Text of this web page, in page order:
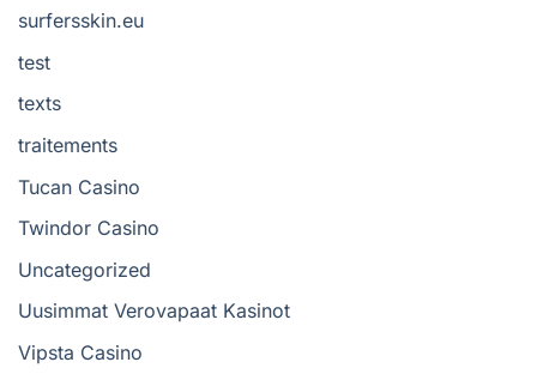
surfersskin.eu
test
texts
traitements
Tucan Casino
Twindor Casino
Uncategorized
Uusimmat Verovapaat Kasinot
Vipsta Casino